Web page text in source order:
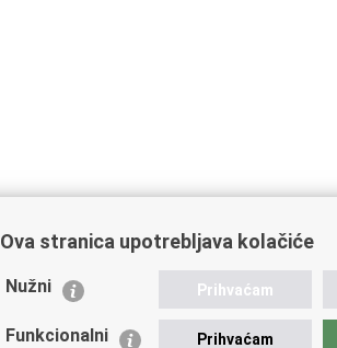
Važne poveznice
Ministarstvo unutarnjih poslova
Ova stranica upotrebljava kolačiće
Nužni Prihvaćam
Funkcionalni Prihvaćam